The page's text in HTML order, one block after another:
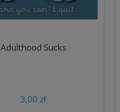
Adulthood Sucks
3,00 zł